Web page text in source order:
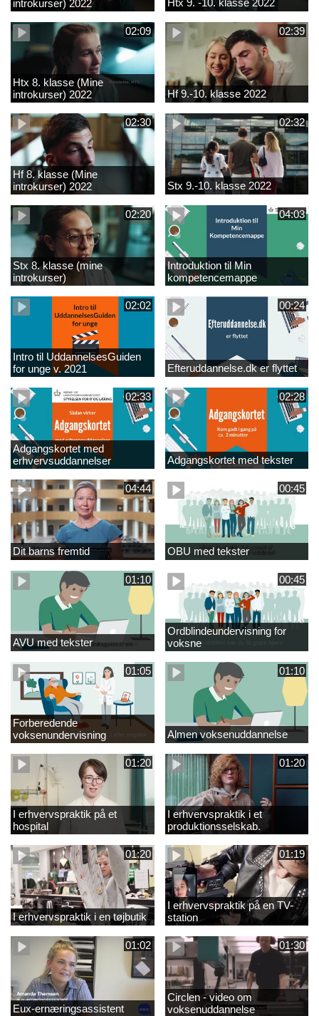
introkurser) 2022 Htx 9. -10. klasse 2022
02:09
Htx 8. klasse (Mine
introkurser) 2022
02:39
Hf 9.-10. klasse 2022
02:30
Hf 8. klasse (Mine
introkurser) 2022
02:32
Stx 9.-10. klasse 2022
02:20
Stx 8. klasse (mine
introkurser)
04:03
Introduktion til Min
kompetencemappe
02:02
Intro til UddannelsesGuiden
for unge v. 2021
00:24
Efteruddannelse.dk er flyttet
02:33
Adgangskortet med
erhvervsuddannelser
02:28
Adgangskortet med tekster
04:44
Dit barns fremtid
00:45
OBU med tekster
01:10
AVU med tekster
00:45
Ordblindeundervisning for
voksne
01:05
Forberedende
voksenundervisning
01:10
Almen voksenuddannelse
01:20
I erhvervspraktik på et
hospital
01:20
I erhvervspraktik i et
produktionsselskab.
01:20
I erhvervspraktik i en tøjbutik
01:19
I erhvervspraktik på en TV-
station
01:02
Eux-ernæringsassistent
01:30
Circlen - video om
voksenuddannelse